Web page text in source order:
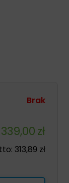
Brak
339,00zł
313,89 zł